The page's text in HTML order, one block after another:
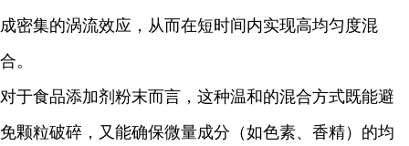
成密集的涡流效应，从而在短时间内实现高均匀度混
合。
对于食品添加剂粉末而言，这种温和的混合方式既能避
免颗粒破碎，又能确保微量成分（如色素、香精）的均